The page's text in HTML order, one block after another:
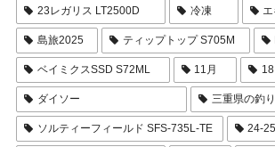
23レガリス LT2500D 冷凍
島旅2025 ティップトップ S705M
ベイミクスSSD S72ML 11月
ダイソー 三重県の釣り
ソルティーフィールド SFS-735L-TE 24-